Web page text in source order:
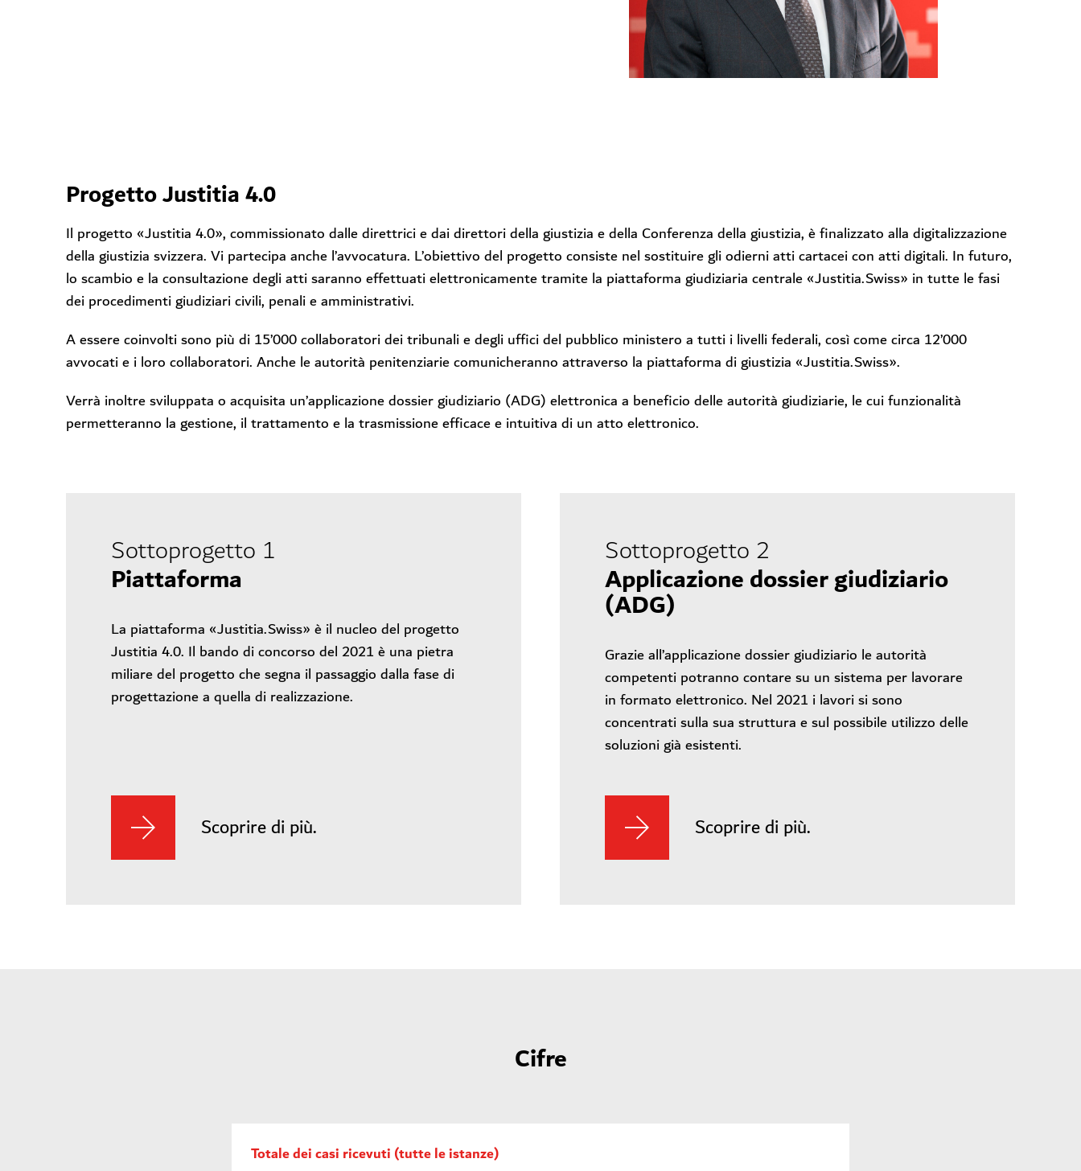
Progetto Justitia 4.0
Il progetto «Justitia 4.0», commissionato dalle direttrici e dai direttori della giustizia e della Conferenza della giustizia, è finalizzato alla digitalizzazione
della giustizia svizzera. Vi partecipa anche l’avvocatura. L’obiettivo del progetto consiste nel sostituire gli odierni atti cartacei con atti digitali. In futuro,
lo scambio e la consultazione degli atti saranno effettuati elettronicamente tramite la piattaforma giudiziaria centrale «Justitia.Swiss» in tutte le fasi
dei procedimenti giudiziari civili, penali e amministrativi.
A essere coinvolti sono più di 15’000 collaboratori dei tribunali e degli uffici del pubblico ministero a tutti i livelli federali, così come circa 12’000
avvocati e i loro collaboratori. Anche le autorità penitenziarie comunicheranno attraverso la piattaforma di giustizia «Justitia.Swiss».
Verrà inoltre sviluppata o acquisita un’applicazione dossier giudiziario (ADG) elettronica a beneficio delle autorità giudiziarie, le cui funzionalità
permetteranno la gestione, il trattamento e la trasmissione efficace e intuitiva di un atto elettronico.
Sottoprogetto 1
Piattaforma
La piattaforma «Justitia.Swiss» è il nucleo del progetto
Justitia 4.0. Il bando di concorso del 2021 è una pietra
miliare del progetto che segna il passaggio dalla fase di
progettazione a quella di realizzazione.
Scoprire di più.
Sottoprogetto 2
Applicazione dossier giudiziario
(ADG)
Grazie all’applicazione dossier giudiziario le autorità
competenti potranno contare su un sistema per lavorare
in formato elettronico. Nel 2021 i lavori si sono
concentrati sulla sua struttura e sul possibile utilizzo delle
soluzioni già esistenti.
Scoprire di più.
Cifre
Totale dei casi ricevuti (tutte le istanze)